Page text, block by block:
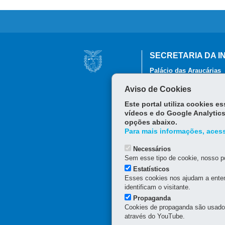
Navegação
principal
SECRETARIA DA
Palácio das Araucárias
(41) 3235-8898
Horário de atendimento:
Aviso de Cookies
Este portal utiliza cookies
vídeos e do Google
opções abaixo.
Para mais informações,
Necessários
Sem esse tipo de cookie, nosso
Estatísticos
Esses cookies nos ajudam a
identificam o visitante.
Propaganda
Cookies de propaganda são
através do YouTube.